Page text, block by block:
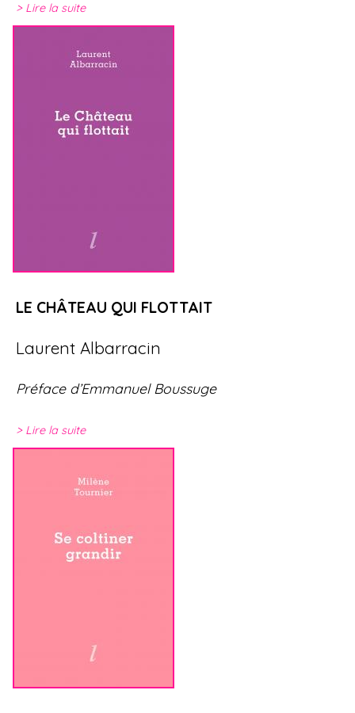
Lire la suite
LE CHÂTEAU QUI FLOTTAIT
Laurent Albarracin
Préface d’Emmanuel Boussuge
Lire la suite